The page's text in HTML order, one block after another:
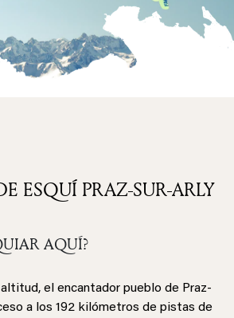
ESQUÍ PRAZ-SUR-ARLY
AQUÍ?
el encantador pueblo de Praz-
a los 192 kilómetros de pistas de